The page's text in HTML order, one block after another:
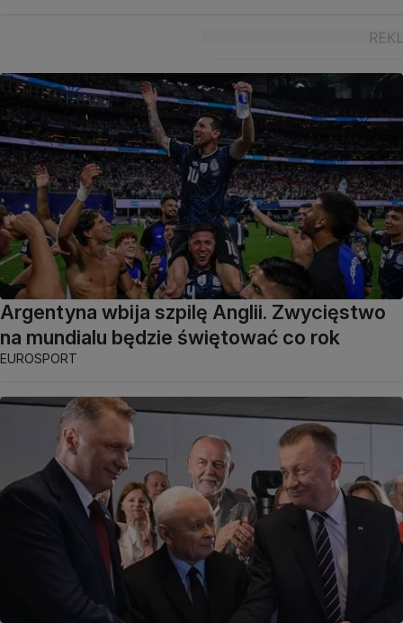
Argentyna wbija szpilę Anglii. Zwycięstwo
na mundialu będzie świętować co rok
EUROSPORT